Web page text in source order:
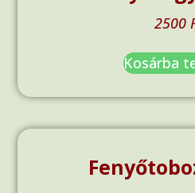
2500
Kosárba